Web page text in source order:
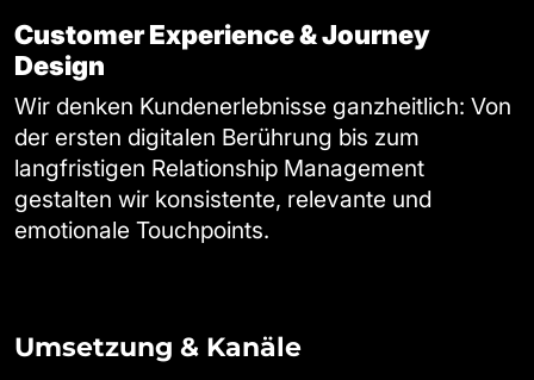
Customer Experience & Journey
Design
Wir denken Kundenerlebnisse ganzheitlich: Von
der ersten digitalen Berührung bis zum
langfristigen Relationship Management
gestalten wir konsistente, relevante und
emotionale Touchpoints.
Umsetzung & Kanäle